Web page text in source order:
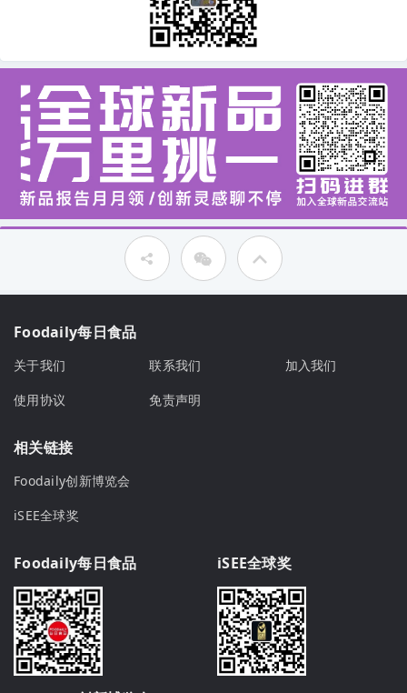
Foodaily每日食品
关于我们 联系我们
加入我们
使用协议
免责声明
相关链接
Foodaily创新博览会
iSEE全球奖
Foodaily每日食品 iSEE全球奖